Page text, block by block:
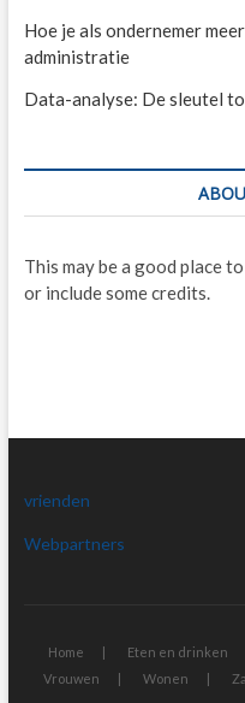
Hoe je als ondernemer
administratie
Data-analyse: De sleutel
This may be a good place
or include some credits.
vrienden
Webpartners
Home Eten en drinken
Vrouwen
Wonen